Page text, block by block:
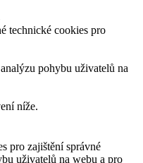
technické cookies pro
pohybu uživatelů na
níže.
pro zajištění správné
uživatelů na webu a pro